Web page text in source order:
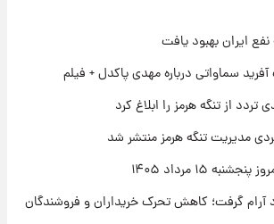
۱ روز پیش
فال روزانه واقعی پنجشنبه ۱۵ مرداد ۱۴۰۵
نفع ایران بهبود یافت
سماواتی درباره مهدی پاکدل + فیلم
مدیریت تنگه هرمز منتشر شد
۱۵ مرداد ۱۴۰۵
آرام گرفت؛ کاهش تحرک خریداران و فروشندگان